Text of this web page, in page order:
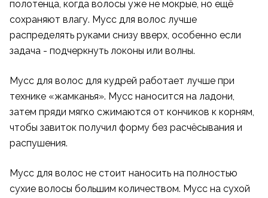
полотенца, когда волосы уже не мокрые, но ещё
сохраняют влагу. Мусс для волос лучше
распределять руками снизу вверх, особенно если
задача - подчеркнуть локоны или волны.
Мусс для волос для кудрей работает лучше при
технике «жамканья». Мусс наносится на ладони,
затем пряди мягко сжимаются от кончиков к корням,
чтобы завиток получил форму без расчёсывания и
распушения.
Мусс для волос не стоит наносить на полностью
сухие волосы большим количеством. Мусс на сухой